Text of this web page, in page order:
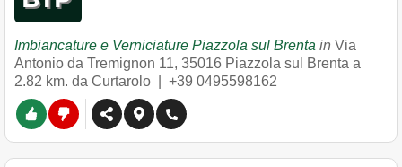
Imbiancature e Verniciature Piazzola sul Brenta in Via
Antonio da Tremignon 11, 35016 Piazzola sul Brenta a
2.82 km. da Curtarolo | +39 0495598162